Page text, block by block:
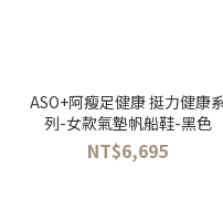
ASO+阿瘦足健康 挺力健康
列-女款氣墊帆船鞋-黑色
NT$6,695